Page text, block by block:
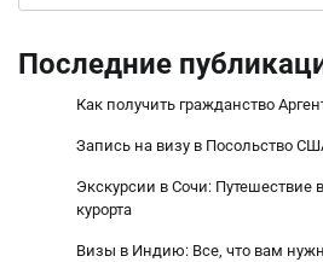
Последние
Как получить гражданство
Запись на визу в Посольство
Экскурсии в Сочи: Путешествие
курорта
Визы в Индию: Все, что вам